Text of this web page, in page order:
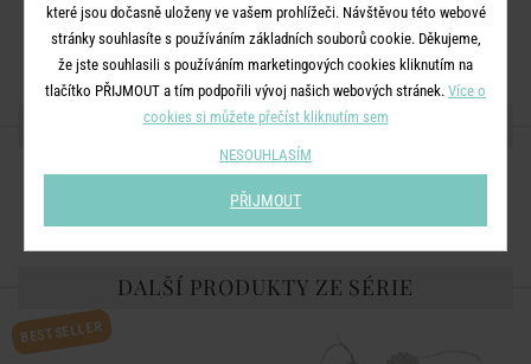
odpadu. Recyklujte zařízení v lokálních místech určených pro
likvidaci elektrického a elektronického odpadu.
SDÍLEJTE S PŘÁTELI
DALŠÍ PRODUKTY ZE SÉRIE
BESTSELLER
které jsou dočasně uloženy ve vašem prohlížeči. Návštěvou této webové
stránky souhlasíte s používáním základních souborů cookie. Děkujeme,
že jste souhlasili s používáním marketingových cookies kliknutím na
tlačítko PŘIJMOUT a tím podpořili vývoj našich webových stránek. Více o
cookies si můžete přečíst kliknutím sem
NESOUHLASÍM
PŘIJMOUT